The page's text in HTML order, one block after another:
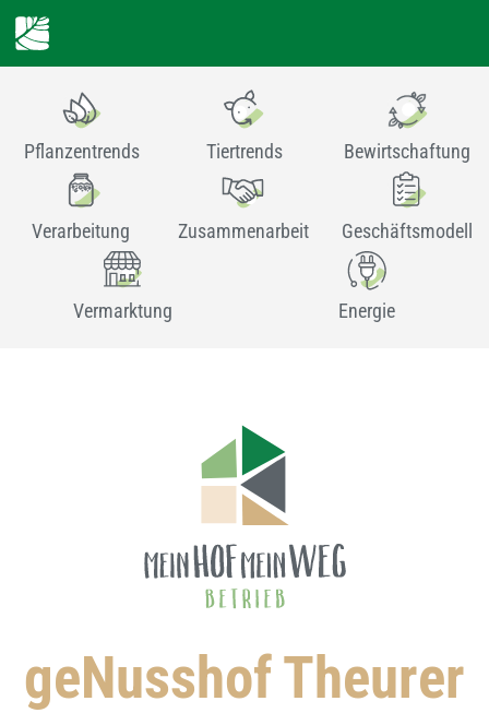
Pflanzentrends Tiertrends Bewirtschaftung
Verarbeitung Zusammenarbeit Geschäftsmodell
Vermarktung Energie
geNusshof Theurer